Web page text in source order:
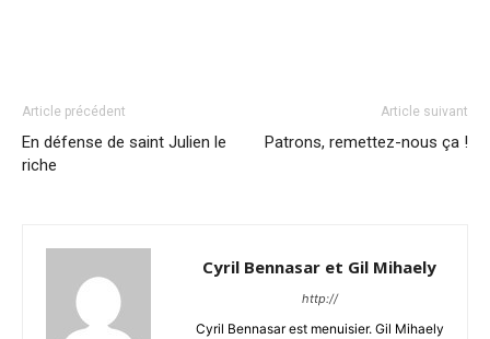
Article précédent
En défense de saint Julien le
riche
Article suivant
Patrons, remettez-nous ça !
Cyril Bennasar et Gil Mihaely
http://
Cyril Bennasar est menuisier. Gil Mihaely